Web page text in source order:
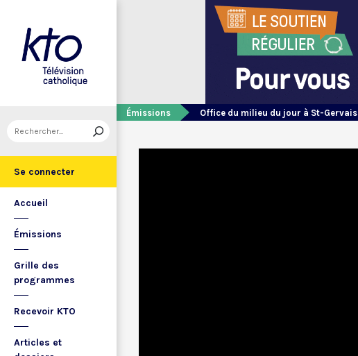
Se connecter
Accueil
Émissions
Grille des
programmes
Recevoir KTO
Articles et
Émissions Office du milieu du jour à St-Gervais